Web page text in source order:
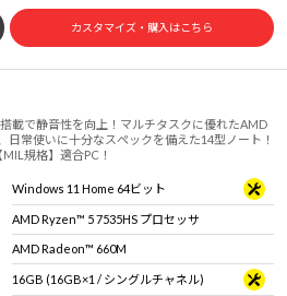
カスタマイズ・購入はこちら
載で静音性を向上！マルチタスクに優れたAMD
日常使いに十分なスペックを備えた14型ノート！
規格】適合PC！
Windows 11 Home 64ビット
AMD Ryzen™ 5 7535HS プロセッサ
AMD Radeon™ 660M
16GB (16GB×1 / シングルチャネル)